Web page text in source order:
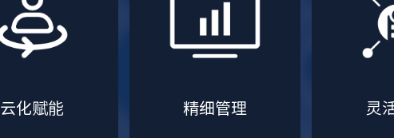
云化赋能 精细管理 灵